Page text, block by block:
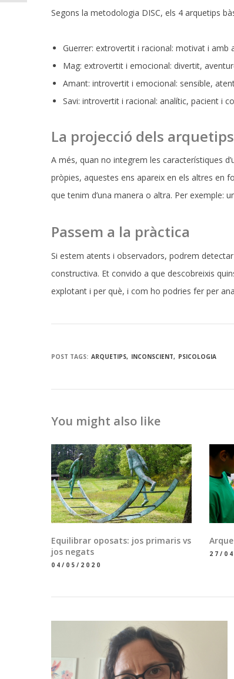
Segons la metodologia DISC, els 4 arquetips
Guerrer: extrovertit i racional: motivat i amb
Mag: extrovertit i emocional: divertit,
Amant: introvertit i emocional: sensible,
Savi: introvertit i racional: analític, pacient i
La projecció dels
A més, quan no integrem les característiques
pròpies, aquestes ens apareix en els altres en
que tenim d’una manera o altra. Per exemple:
Passem a la pràctica
Si estem atents i observadors, podrem
constructiva. Et convido a que descobreixis
explotant i per què, i com ho podries fer per
POST TAGS: ARQUETIPS INCONSCIENT PSICOLOGIA
You might also like
Equilibrar oposats: jos primaris vs
jos negats
04/05/2020
27/